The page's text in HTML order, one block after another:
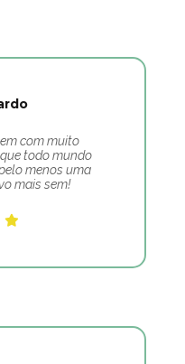
com muito
todo mundo
menos uma
mais sem!